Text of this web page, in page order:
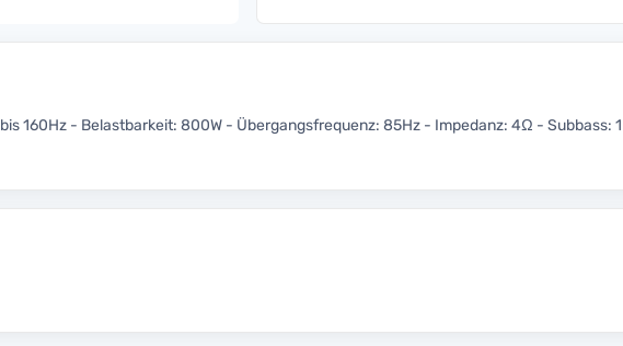
160Hz - Belastbarkeit: 800W - Übergangsfrequenz: 85Hz - Impedanz: 4Ω - Subbass: